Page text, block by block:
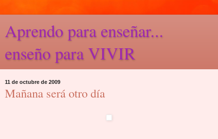
Aprendo para enseñar...
enseño para VIVIR
11 de octubre de 2009
Mañana será otro día